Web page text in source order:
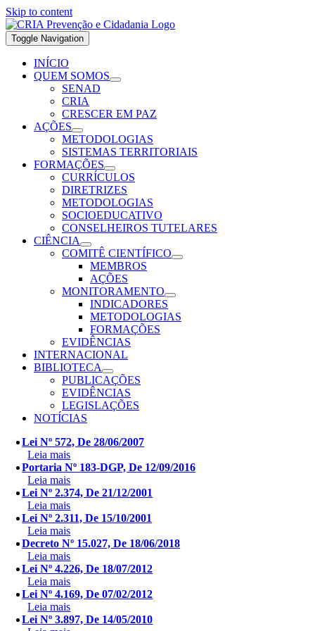
Skip to content
Toggle Navigation
INÍCIO
QUEM SOMOS
SENAD
CRIA
CRESCER EM PAZ
AÇÕES
METODOLOGIAS
SISTEMAS TERRITORIAIS
FORMAÇÕES
CURRÍCULOS
DIRETRIZES
METODOLOGIAS
SOCIOEDUCATIVO
CONSELHEIROS TUTELARES
CIÊNCIA
COMITÊ CIENTÍFICO
MEMBROS
AÇÕES
MONITORAMENTO
INDICADORES
METODOLOGIAS
FORMAÇÕES
EVIDÊNCIAS
INTERNACIONAL
BIBLIOTECA
PUBLICAÇÕES
EVIDÊNCIAS
LEGISLAÇÕES
NOTÍCIAS
Lei Nº 572, De 28/06/2007
Leia mais
Portaria Nº 183-DGP, De 12/09/2016
Leia mais
Lei Nº 2.374, De 21/12/2001
Leia mais
Lei Nº 2.311, De 15/10/2001
Leia mais
Decreto Nº 15.027, De 18/06/2018
Leia mais
Lei Nº 4.226, De 18/07/2012
Leia mais
Lei Nº 4.169, De 07/02/2012
Leia mais
Lei Nº 3.897, De 14/05/2010